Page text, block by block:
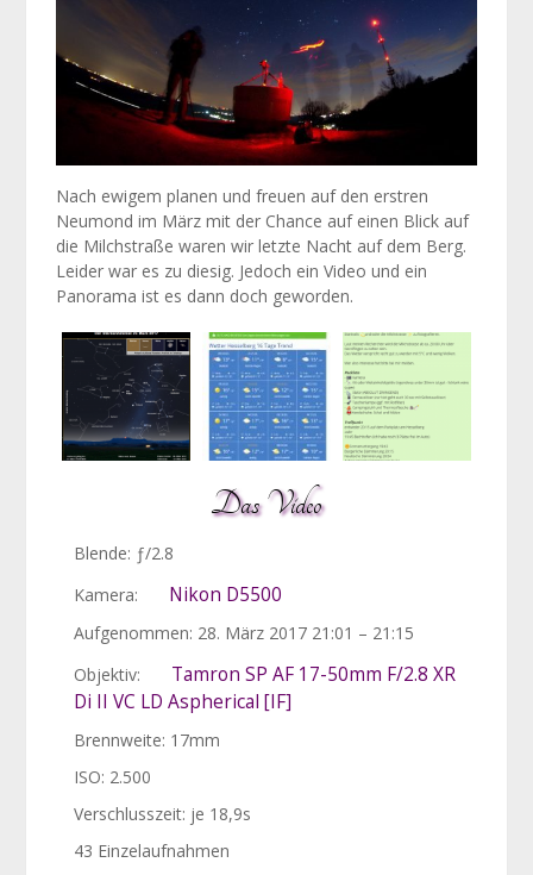
Nach ewigem planen und freuen auf den erstren
Neumond im März mit der Chance auf einen Blick auf
die Milchstraße waren wir letzte Nacht auf dem Berg.
Leider war es zu diesig. Jedoch ein Video und ein
Panorama ist es dann doch geworden.
Das Video
Blende: ƒ/2.8
Kamera:
Nikon D5500
Aufgenommen: 28. März 2017 21:01 – 21:15
Objektiv:
Tamron SP AF 17-50mm F/2.8 XR
Di II VC LD Aspherical [IF]
Brennweite: 17mm
ISO: 2.500
Verschlusszeit: je 18,9s
43 Einzelaufnahmen